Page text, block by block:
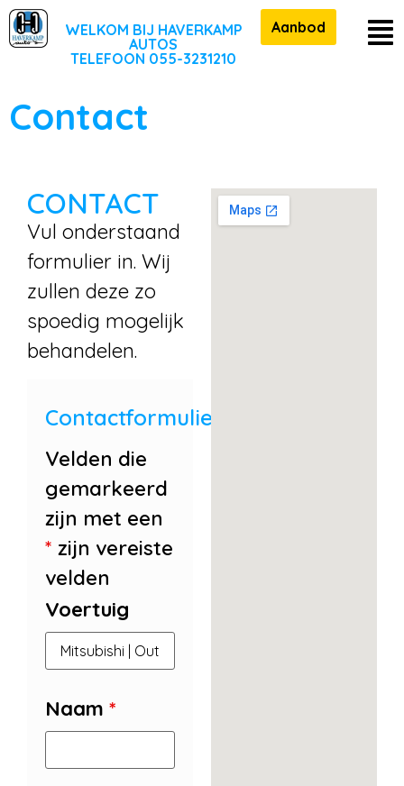
WELKOM BIJ HAVERKAMP
AUTOS
TELEFOON 055-3231210
Aanbod
Contact
CONTACT
Vul onderstaand
formulier in. Wij
zullen deze zo
spoedig mogelijk
behandelen.
Contactformulier
Velden die
gemarkeerd
zijn met een
* zijn vereiste
velden
Voertuig
Naam *